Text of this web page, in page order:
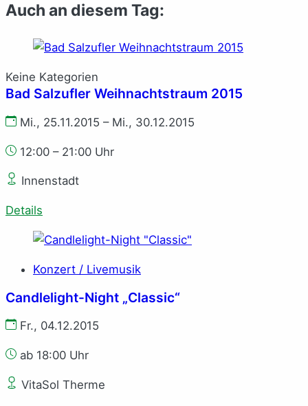
Auch an diesem Tag:
Keine Kategorien
Bad Salzufler Weihnachtstraum 2015
Mi., 25.11.2015 – Mi., 30.12.2015
12:00 – 21:00 Uhr
Innenstadt
Details
Konzert / Livemusik
Candlelight-Night „Classic“
Fr., 04.12.2015
ab 18:00 Uhr
VitaSol Therme